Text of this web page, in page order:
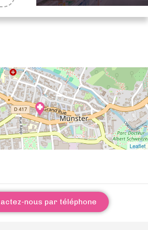
Leaflet
nous par téléphone